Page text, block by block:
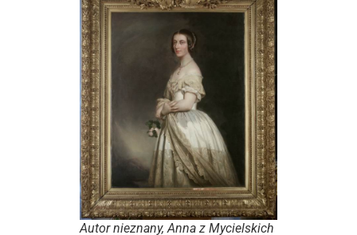
Autor nieznany,Anna z Mycielskich